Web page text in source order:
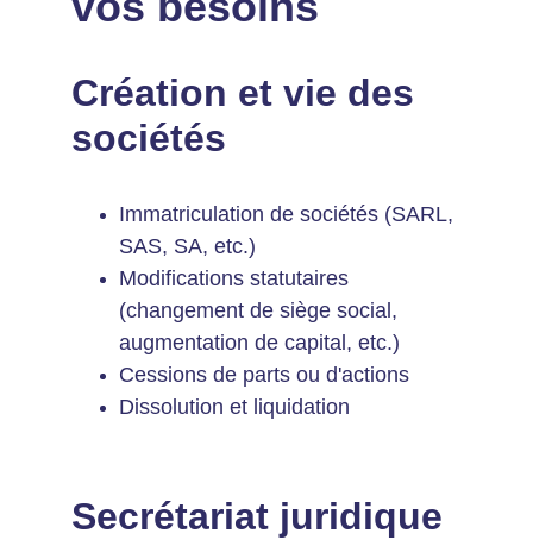
Création et vie des
sociétés
Immatriculation de sociétés (SARL,
SAS, SA, etc.)
Modifications statutaires
(changement de siège social,
augmentation de capital, etc.)
Cessions de parts ou d'actions
Dissolution et liquidation
Secrétariat juridique